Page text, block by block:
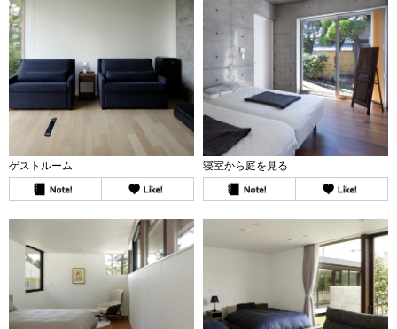
ゲストルーム 寝室から庭を見る